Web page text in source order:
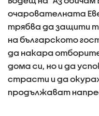
очарователната
трябва да защити
на българското
да накара
дома си, но и да
страсти и да
продължават